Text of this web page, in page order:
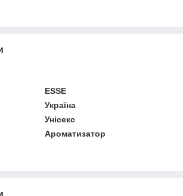
ESSE
Україна
Унісекс
Ароматизатор